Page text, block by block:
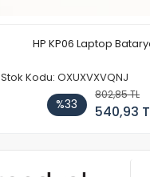
HP KP06 Laptop
Stok Kodu: OXUXVXVQNJ
%33
802,85 TL
540,93